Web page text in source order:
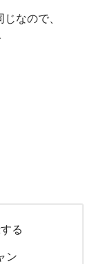
なので、
る
ン